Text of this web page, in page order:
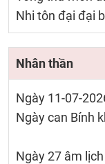
Nhi tôn đại đại
Nhân thần
Ngày 11-07-
Ngày can Bính
Ngày 27 âm